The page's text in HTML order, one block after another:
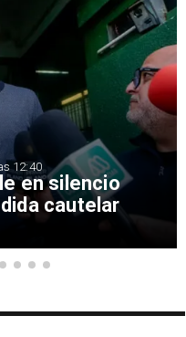
en silencio
cautelar
12:40